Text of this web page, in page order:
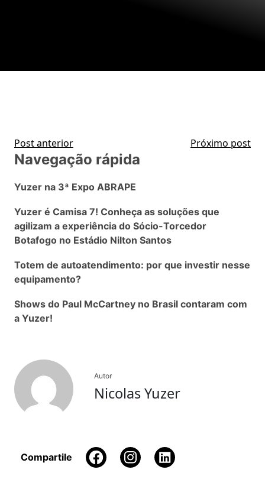
Post anterior Próximo post
Navegação rápida
Yuzer na 3ª Expo ABRAPE
Yuzer é Camisa 7! Conheça as soluções que
agilizam a experiência do Sócio-Torcedor
Botafogo no Estádio Nilton Santos
Totem de autoatendimento: por que investir nesse
equipamento?
Shows do Paul McCartney no Brasil contaram com
a Yuzer!
Autor
Nicolas Yuzer
Compartile